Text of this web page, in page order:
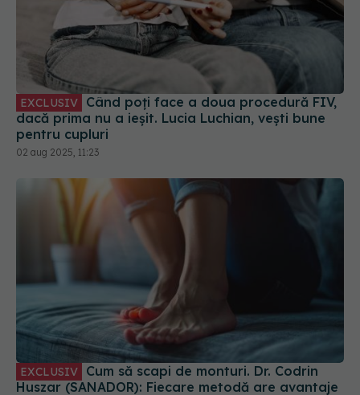
EXCLUSIV Când poți face a doua procedură FIV,
dacă prima nu a ieșit. Lucia Luchian, vești bune
pentru cupluri
02 aug 2025, 11:23
Huszar (SANADOR): Fiecare metodă are avantaje
și dezavantaje
17 oct 2025, 16:16